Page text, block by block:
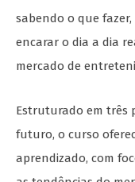
sabendo o que
encarar o dia a dia
mercado de
Estruturado em três
futuro, o curso
aprendizado, com